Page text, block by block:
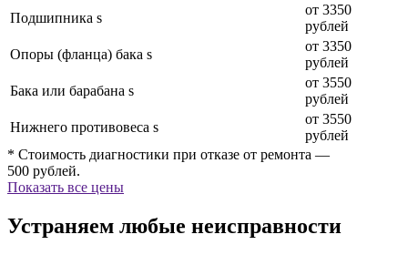
Подшипника s
от 3350
рублей
Опоры (фланца) бака s
от 3350
рублей
Бака или барабана s
от 3550
рублей
Нижнего противовеса s
от 3550
рублей
* Стоимость диагностики при отказе от ремонта —
500 рублей.
Показать все цены
Устраняем любые неисправности